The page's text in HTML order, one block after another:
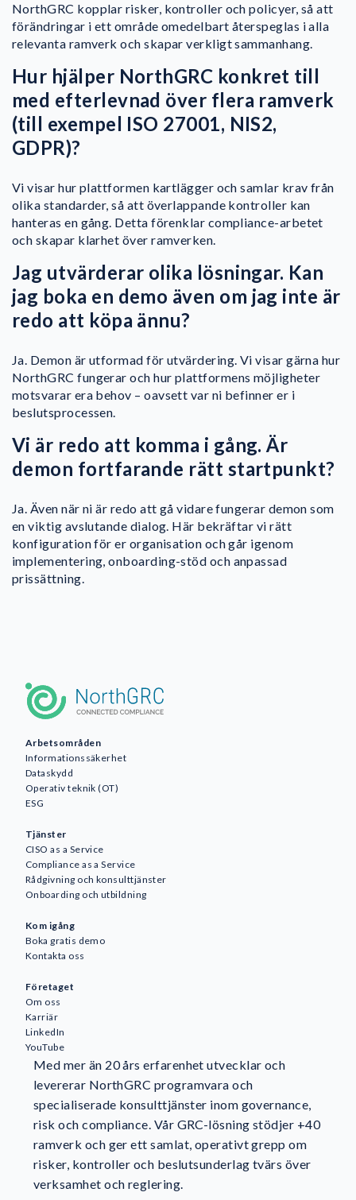
NorthGRC kopplar risker, kontroller och policyer, så att
förändringar i ett område omedelbart återspeglas i alla
relevanta ramverk och skapar verkligt sammanhang.
Hur hjälper NorthGRC konkret till
med efterlevnad över flera ramverk
(till exempel ISO 27001, NIS2,
GDPR)?
Vi visar hur plattformen kartlägger och samlar krav från
olika standarder, så att överlappande kontroller kan
hanteras en gång. Detta förenklar compliance-arbetet
och skapar klarhet över ramverken.
Jag utvärderar olika lösningar. Kan
jag boka en demo även om jag inte är
redo att köpa ännu?
Ja. Demon är utformad för utvärdering. Vi visar gärna hur
NorthGRC fungerar och hur plattformens möjligheter
motsvarar era behov – oavsett var ni befinner er i
beslutsprocessen.
Vi är redo att komma i gång. Är
demon fortfarande rätt startpunkt?
Ja. Även när ni är redo att gå vidare fungerar demon som
en viktig avslutande dialog. Här bekräftar vi rätt
konfiguration för er organisation och går igenom
implementering, onboarding-stöd och anpassad
prissättning.
Arbetsområden
Informationssäkerhet
Dataskydd
Operativ teknik (OT)
ESG
Tjänster
CISO as a Service
Compliance as a Service
Rådgivning och konsulttjänster
Onboarding och utbildning
Kom igång
Boka gratis demo
Kontakta oss
Företaget
Om oss
Karriär
LinkedIn
YouTube
Med mer än 20 års erfarenhet utvecklar och
levererar NorthGRC programvara och
specialiserade konsulttjänster inom governance,
risk och compliance. Vår GRC-lösning stödjer +40
ramverk och ger ett samlat, operativt grepp om
risker, kontroller och beslutsunderlag tvärs över
verksamhet och reglering.